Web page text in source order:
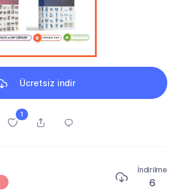
Ücretsiz indir
1
İndirilme
6